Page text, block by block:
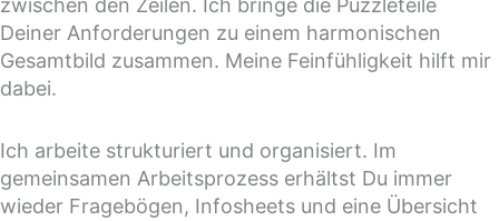
Deiner Anforderungen zu einem harmonischen
Gesamtbild zusammen. Meine Feinfühligkeit hilft mir
dabei.
Ich arbeite strukturiert und organisiert. Im
gemeinsamen Arbeitsprozess erhältst Du immer
wieder Fragebögen, Infosheets und eine Übersicht